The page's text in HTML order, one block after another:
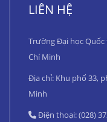
LIÊN HỆ
Trường Đại học Quốc
Chí Minh
Địa chỉ: Khu phố 33,
Minh
Điện thoại: (028)